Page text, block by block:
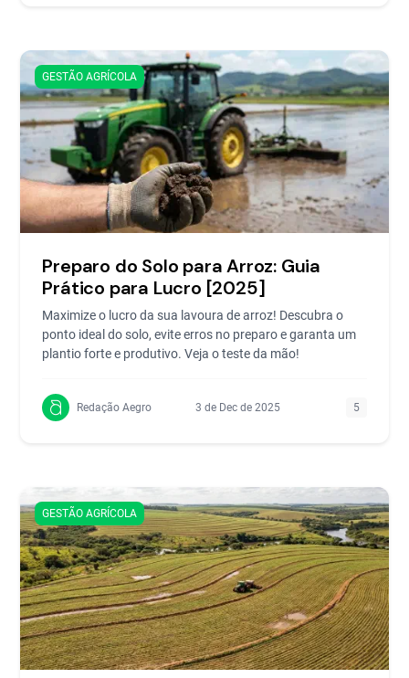
GESTÃO AGRÍCOLA
Preparo do Solo para Arroz: Guia
Prático para Lucro [2025]
Maximize o lucro da sua lavoura de arroz! Descubra o
ponto ideal do solo, evite erros no preparo e garanta um
plantio forte e produtivo. Veja o teste da mão!
Redação Aegro 3 de Dec de 2025 5
GESTÃO AGRÍCOLA